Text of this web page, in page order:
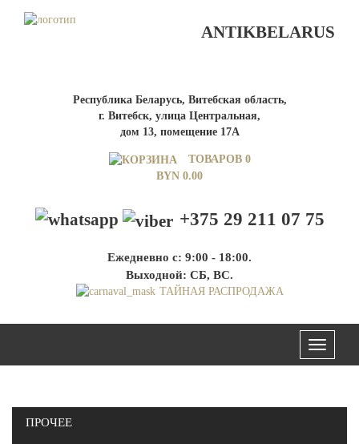
Республика Беларусь, Витебская область,
г. Витебск, улица Центральная,
дом 13, помещение 17А
ANTIKBELARUS
ТОВАРОВ 0
BYN 0.00
+375 29 211 07 75
Ежедневно с: 9:00 - 18:00.
Выходной: СБ, ВС.
ТАЙНАЯ РАСПРОДАЖА
Меню
ПРОЧЕЕ